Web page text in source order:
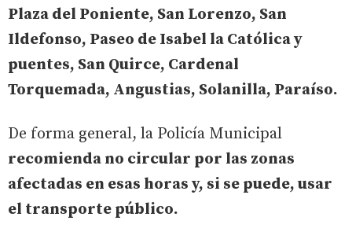
Plaza del Poniente, San Lorenzo, San
Ildefonso, Paseo de Isabel la Católica y
puentes, San Quirce, Cardenal
Torquemada, Angustias, Solanilla, Paraíso.
De forma general, la Policía Municipal
recomienda no circular por las zonas
afectadas en esas horas y, si se puede, usar
el transporte público.